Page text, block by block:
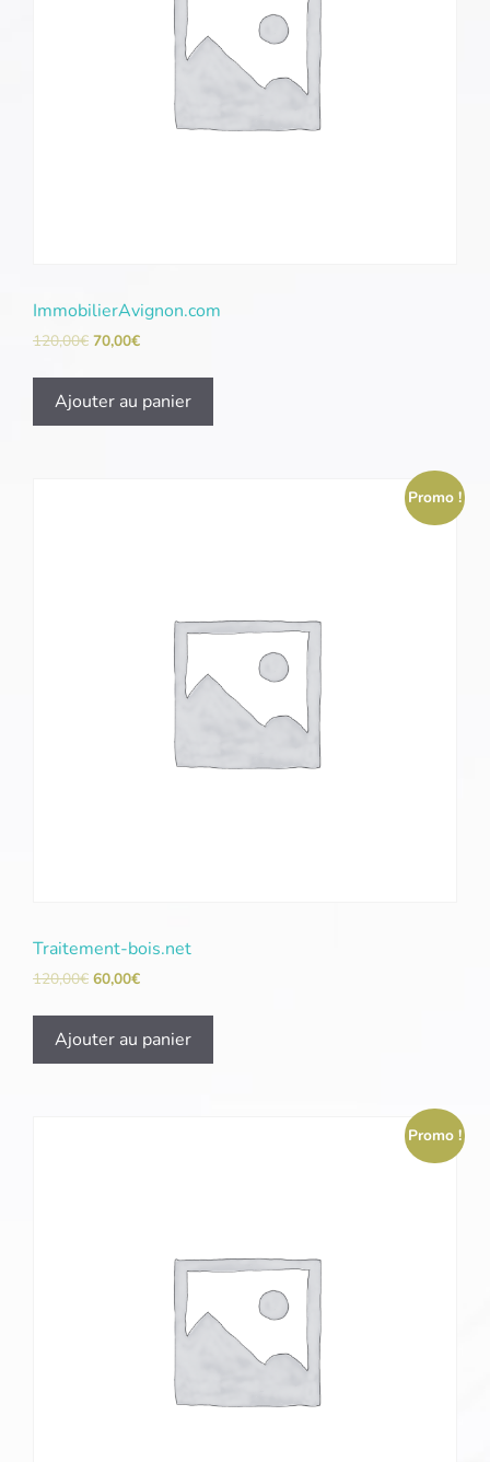
ImmobilierAvignon.com
120,00€ 70,00€
Ajouter au panier
Promo !
Traitement-bois.net
120,00€ 60,00€
Ajouter au panier
Promo !